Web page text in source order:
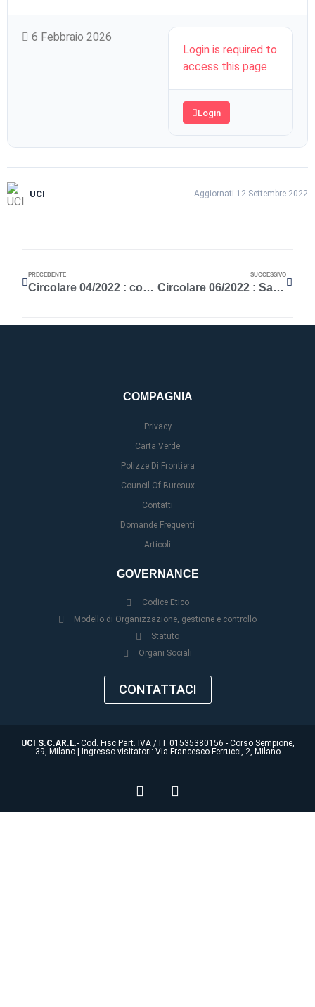
6 Febbraio 2026
Login is required to
access this page
Login
UCI Aggiornati 12 Settembre 2022
PRECEDENTE
Circolare 04/2022 : convocazione workshop Antifrode
SUCCESSIVO
Circolare 06/2022 : Save the date 15 giugno 2022 ore 14,00 Riunione Tecnica UCI 2022
COMPAGNIA
Privacy
Carta Verde
Polizze Di Frontiera
Council Of Bureaux
Contatti
Domande Frequenti
Articoli
GOVERNANCE
Codice Etico
Modello di Organizzazione, gestione e controllo
Statuto
Organi Sociali
CONTATTACI
UCI S.C.AR.L.- Cod. Fisc Part. IVA / IT 01535380156 - Corso Sempione,
39, Milano | Ingresso visitatori: Via Francesco Ferrucci, 2, Milano